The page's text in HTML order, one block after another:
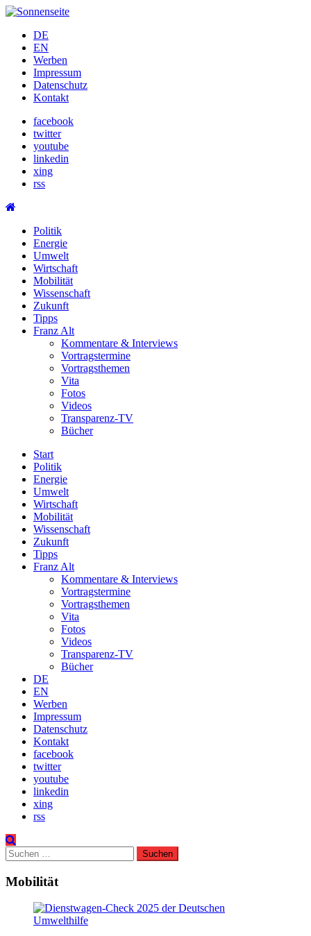
Skip
contentDE
EN
Werben
Impressum
Datenschutz
Kontakt
facebook
twitter
youtube
linkedin
xing
rss
Politik
Energie
Umwelt
Wirtschaft
Mobilität
Wissenschaft
Zukunft
Tipps
Franz Alt
Kommentare & Interviews
Vortragstermine
Vortragsthemen
Vita
Fotos
Videos
Transparenz-TV
Bücher
Start
Politik
Energie
Umwelt
Wirtschaft
Mobilität
Wissenschaft
Zukunft
Tipps
Franz Alt
Kommentare & Interviews
Vortragstermine
Vortragsthemen
Vita
Fotos
Videos
Transparenz-TV
Bücher
DE
EN
Werben
Impressum
Datenschutz
Kontakt
facebook
twitter
youtube
linkedin
xing
rss
Suchen
nach:
Mobilität